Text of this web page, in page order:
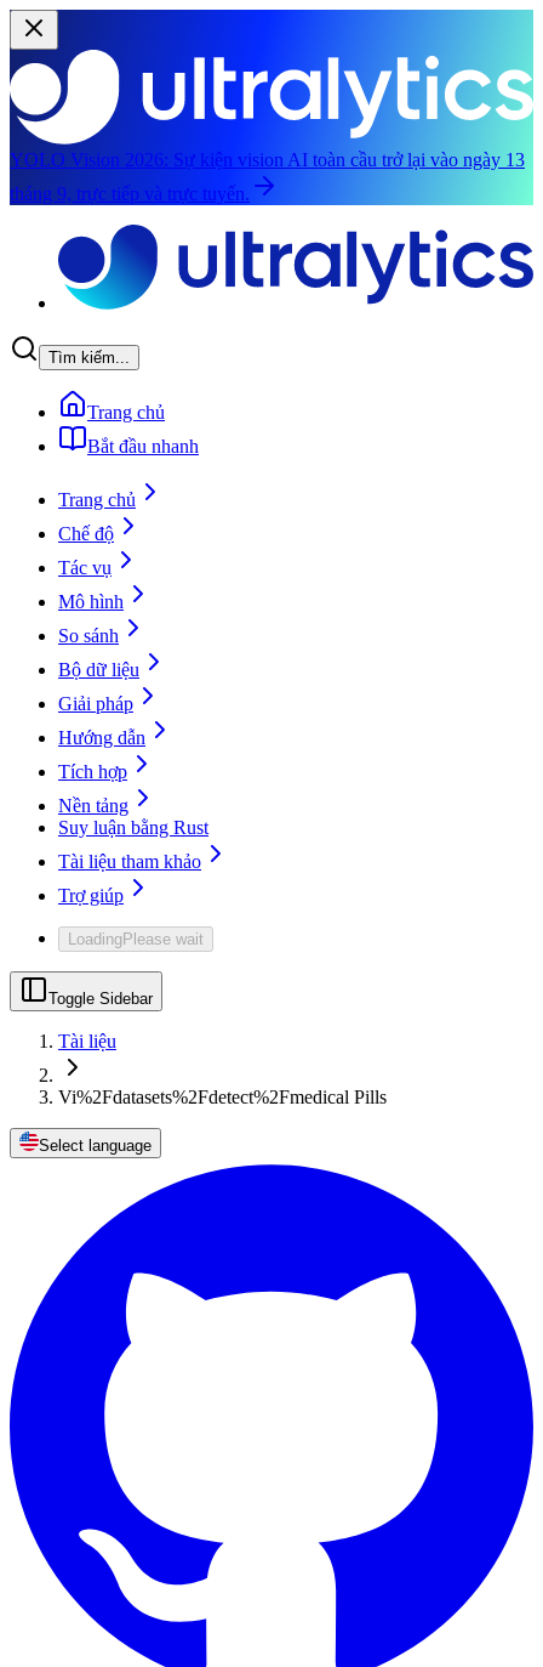
YOLO Vision 2026: Sự kiện vision AI toàn cầu trở lại vào ngày 13
tháng 9, trực tiếp và trực tuyến.
Tìm kiếm...
Trang chủ
Bắt đầu nhanh
Trang chủ
Chế độ
Tác vụ
Mô hình
So sánh
Bộ dữ liệu
Giải pháp
Hướng dẫn
Tích hợp
Nền tảng
Suy luận bằng Rust
Tài liệu tham khảo
Trợ giúp
LoadingPlease wait
Toggle Sidebar
Tài liệu
Vi%2Fdatasets%2Fdetect%2Fmedical Pills
Select language